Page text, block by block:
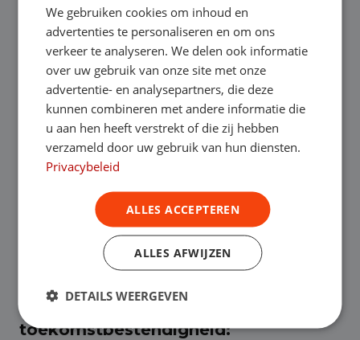
een ander model van Ford beter? Heb je
een auto nodig voor representatieve
doeleinden of juist een praktisch model
voor het vervoeren van materialen? De
manier waarop je de auto gaat gebruiken
type bedrijfswagen.
Duurzaamheid en
toekomstbestendigheid:
We gebruiken cookies om inhoud en
advertenties te personaliseren en om ons
verkeer te analyseren. We delen ook informatie
over uw gebruik van onze site met onze
advertentie- en analysepartners, die deze
kunnen combineren met andere informatie die
u aan hen heeft verstrekt of die zij hebben
verzameld door uw gebruik van hun diensten.
Privacybeleid
ALLES ACCEPTEREN
ALLES AFWIJZEN
DETAILS WEERGEVEN